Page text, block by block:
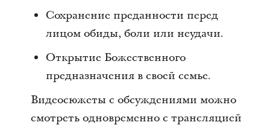
Сохранение преданности перед
лицом обиды, боли или неудачи.
Открытие Божественного
предназначения в своей семье.
Видеосюжеты с обсуждениями можно
смотреть одновременно с трансляцией